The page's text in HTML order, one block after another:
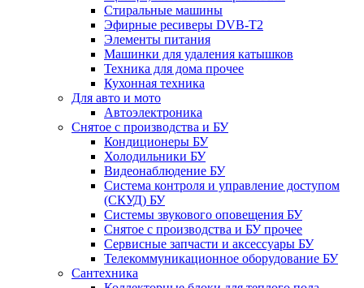
Стиральные машины
Эфирные ресиверы DVB-T2
Элементы питания
Машинки для удаления катышков
Техника для дома прочее
Кухонная техника
Для авто и мото
Автоэлектроника
Снятое с производства и БУ
Кондиционеры БУ
Холодильники БУ
Видеонаблюдение БУ
Система контроля и управление доступом
(СКУД) БУ
Системы звукового оповещения БУ
Снятое с производства и БУ прочее
Сервисные запчасти и аксессуары БУ
Телекоммуникационное оборудование БУ
Сантехника